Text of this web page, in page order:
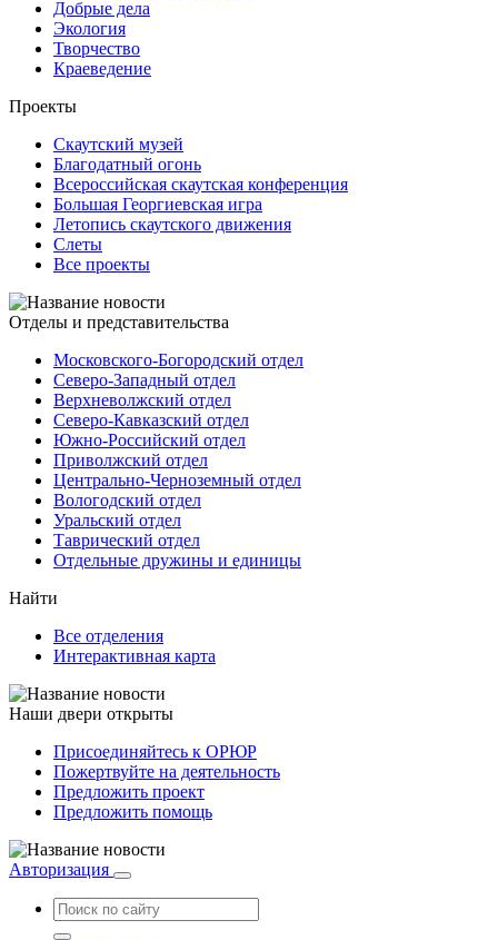
Добрые дела
Экология
Творчество
Краеведение
Проекты
Скаутский музей
Благодатный огонь
Всероссийская скаутская конференция
Большая Георгиевская игра
Летопись скаутского движения
Слеты
Все проекты
Отделы и представительства
Московского-Богородский отдел
Северо-Западный отдел
Верхневолжский отдел
Северо-Кавказский отдел
Южно-Российский отдел
Приволжский отдел
Центрально-Черноземный отдел
Вологодский отдел
Уральский отдел
Таврический отдел
Отдельные дружины и единицы
Найти
Все отделения
Интерактивная карта
Наши двери открыты
Присоединяйтесь к ОРЮР
Пожертвуйте на деятельность
Предложить проект
Предложить помощь
Авторизация